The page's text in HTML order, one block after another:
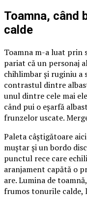
Toamna, când
calde
Toamna m-a luat prin
pariat că un personaj
chihlimbar și ruginiu a
contrastul dintre
unul dintre cele mai
când pui o eșarfă
frunzelor uscate.
Paleta câștigătoare
muștar și un bordo
punctul rece care
aranjament capătă o
are. Lumina de
frumos tonurile calde,